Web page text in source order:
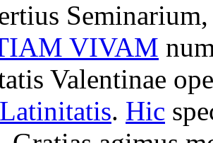
VIVAM
Valentinae
. Hic